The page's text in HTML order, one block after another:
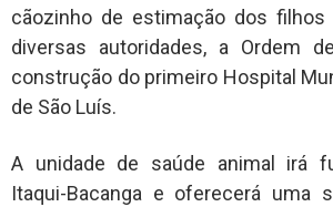
cãozinho de estimação dos
diversas autoridades, a Ordem
construção do primeiro Hospital
de São Luís.
A unidade de saúde animal irá
Itaqui-Bacanga e oferecerá uma